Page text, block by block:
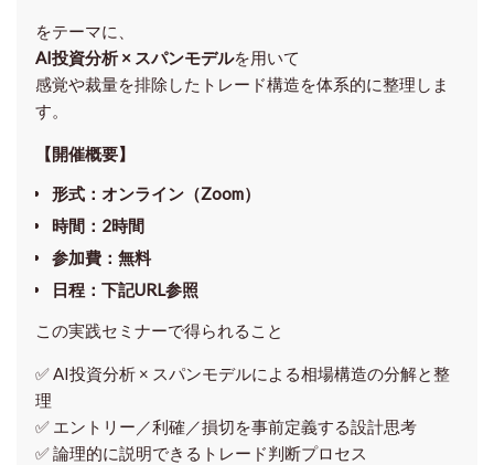
をテーマに、
AI投資分析 × スパンモデルを用いて
感覚や裁量を排除したトレード構造を体系的に整理しま
す。
【開催概要】
形式：オンライン（Zoom）
時間：2時間
参加費：無料
日程：下記URL参照
この実践セミナーで得られること
✅ AI投資分析 × スパンモデルによる相場構造の分解と整
理
✅ エントリー／利確／損切を事前定義する設計思考
✅ 論理的に説明できるトレード判断プロセス